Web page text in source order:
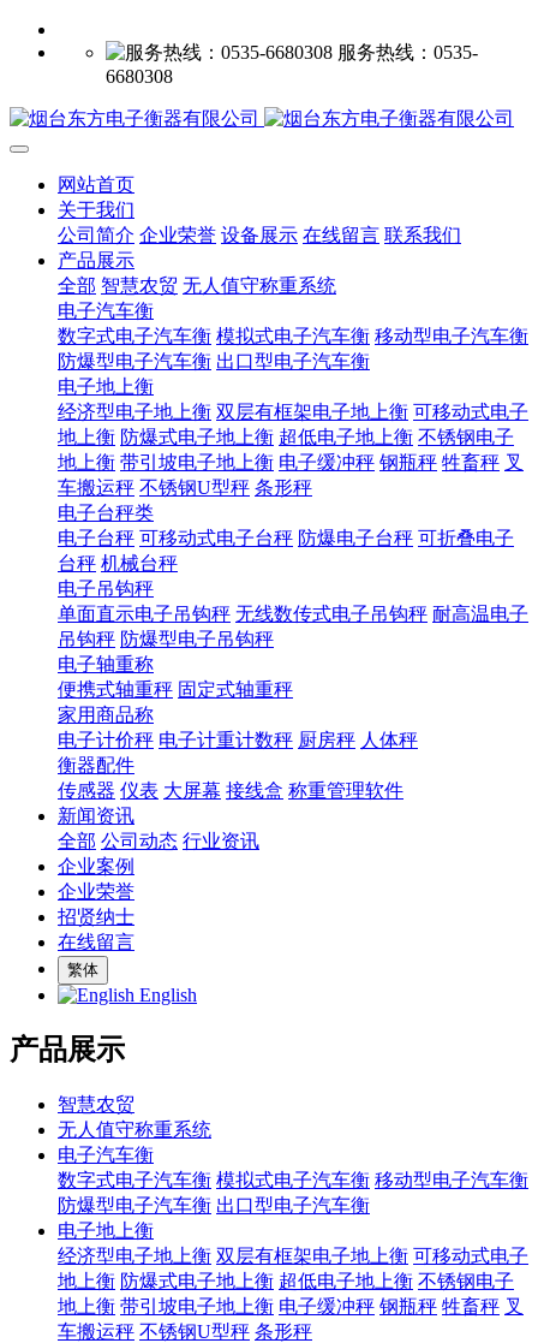
服务热线：0535-
6680308
网站首页
关于我们
公司简介 企业荣誉 设备展示 在线留言 联系我们
产品展示
全部 智慧农贸 无人值守称重系统
电子汽车衡
数字式电子汽车衡 模拟式电子汽车衡 移动型电子汽车衡
防爆型电子汽车衡 出口型电子汽车衡
电子地上衡
经济型电子地上衡 双层有框架电子地上衡 可移动式电子
地上衡 防爆式电子地上衡 超低电子地上衡 不锈钢电子
地上衡 带引坡电子地上衡 电子缓冲秤 钢瓶秤 牲畜秤 叉
车搬运秤 不锈钢U型秤 条形秤
电子台秤类
电子台秤 可移动式电子台秤 防爆电子台秤 可折叠电子
台秤 机械台秤
电子吊钩秤
单面直示电子吊钩秤 无线数传式电子吊钩秤 耐高温电子
吊钩秤 防爆型电子吊钩秤
电子轴重称
便携式轴重秤 固定式轴重秤
家用商品称
电子计价秤 电子计重计数秤 厨房秤 人体秤
衡器配件
传感器 仪表 大屏幕 接线盒 称重管理软件
新闻资讯
全部 公司动态 行业资讯
企业案例
企业荣誉
招贤纳士
在线留言
繁体
English
产品展示
智慧农贸
无人值守称重系统
电子汽车衡
数字式电子汽车衡 模拟式电子汽车衡 移动型电子汽车衡
防爆型电子汽车衡 出口型电子汽车衡
电子地上衡
经济型电子地上衡 双层有框架电子地上衡 可移动式电子
地上衡 防爆式电子地上衡 超低电子地上衡 不锈钢电子
地上衡 带引坡电子地上衡 电子缓冲秤 钢瓶秤 牲畜秤 叉
车搬运秤 不锈钢U型秤 条形秤